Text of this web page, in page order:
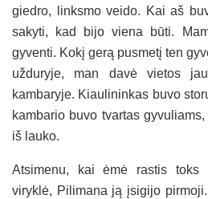
giedro, linksmo veido. Kai aš
sakyti, kad bijo viena būti.
gyventi. Kokį gerą pusmetį ten
užduryje, man davė vietos
kambaryje. Kiaulininkas buvo
kambario buvo tvartas
iš lauko.
Atsimenu, kai ėmė rastis toks
viryklė, Pilimana ją įsigijo